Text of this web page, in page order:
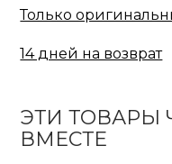
Только
14 дней на возврат
ЭТИ ТОВАРЫ
ВМЕСТЕ